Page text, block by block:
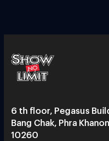
6 th floor, Pegasus
Bang Chak, Phra
10260